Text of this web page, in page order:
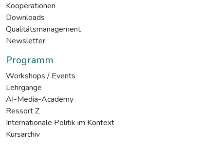
Kooperationen
Downloads
Qualitätsmanagement
Newsletter
Programm
Workshops / Events
Lehrgänge
AI-Media-Academy
Ressort Z
Internationale Politik im Kontext
Kursarchiv